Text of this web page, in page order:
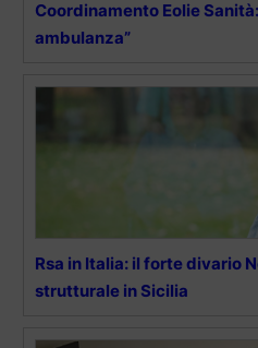
Coordinamento Eolie
ambulanza”
Rsa in Italia: il forte divario
strutturale in Sicilia